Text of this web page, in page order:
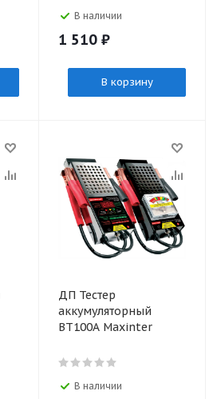
В наличии
1 510 ₽
В корзину
ДП Тестер
аккумуляторный
BT100А Maxinter
В наличии